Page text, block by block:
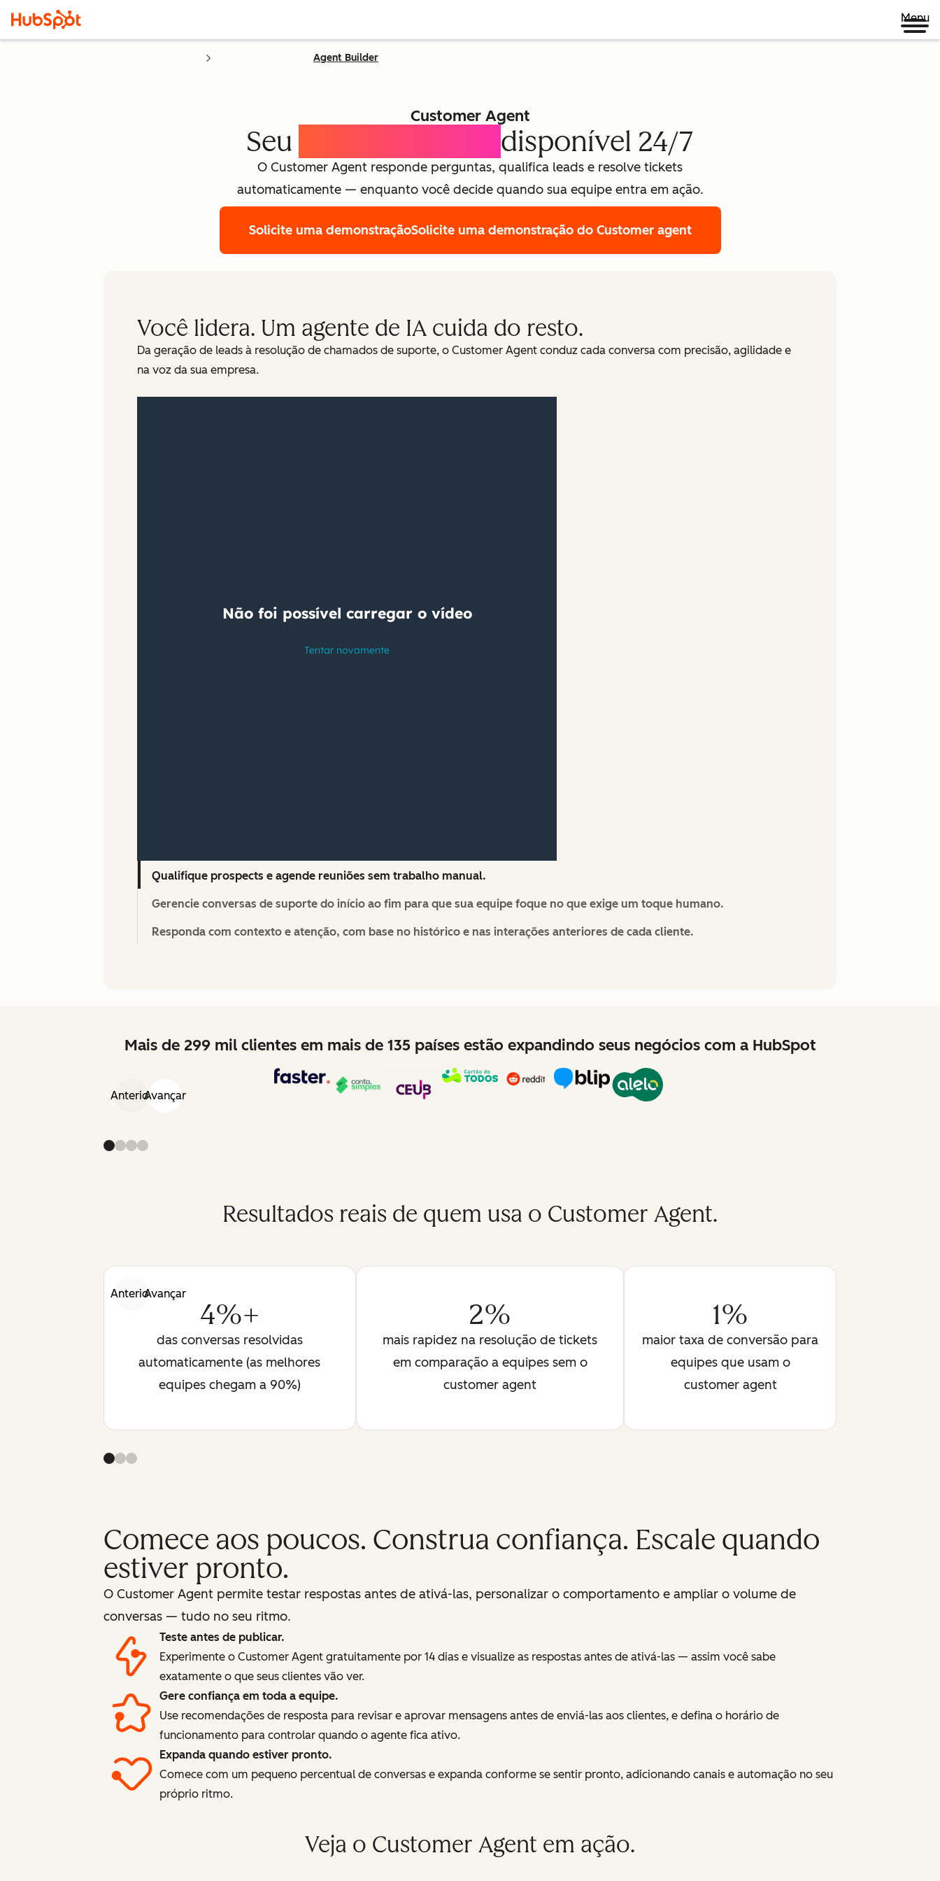
Menu
Agent Builder
Customer Agent
Seu disponível 24/7
O Customer Agent responde perguntas, qualifica leads e resolve tickets
automaticamente — enquanto você decide quando sua equipe entra em ação.
Solicite uma demonstraçãoSolicite uma demonstração do Customer agent
Você lidera. Um agente de IA cuida do resto.
Da geração de leads à resolução de chamados de suporte, o Customer Agent conduz cada conversa com precisão, agilidade e
na voz da sua empresa.
Qualifique prospects e agende reuniões sem trabalho manual.
Gerencie conversas de suporte do início ao fim para que sua equipe foque no que exige um toque humano.
Responda com contexto e atenção, com base no histórico e nas interações anteriores de cada cliente.
Mais de 299 mil clientes em mais de 135 países estão expandindo seus negócios com a HubSpot
AnteriorAvançar
Resultados reais de quem usa o Customer Agent.
AnteriorAvançar
4%+
das conversas resolvidas
automaticamente (as melhores
equipes chegam a 90%)
2%
mais rapidez na resolução de tickets
em comparação a equipes sem o
customer agent
1%
maior taxa de conversão para
equipes que usam o
customer agent
Comece aos poucos. Construa confiança. Escale quando
estiver pronto.
O Customer Agent permite testar respostas antes de ativá-las, personalizar o comportamento e ampliar o volume de
conversas — tudo no seu ritmo.
Teste antes de publicar.
Experimente o Customer Agent gratuitamente por 14 dias e visualize as respostas antes de ativá-las — assim você sabe
exatamente o que seus clientes vão ver.
Gere confiança em toda a equipe.
Use recomendações de resposta para revisar e aprovar mensagens antes de enviá-las aos clientes, e defina o horário de
funcionamento para controlar quando o agente fica ativo.
Expanda quando estiver pronto.
Comece com um pequeno percentual de conversas e expanda conforme se sentir pronto, adicionando canais e automação no seu
próprio ritmo.
Veja o Customer Agent em ação.